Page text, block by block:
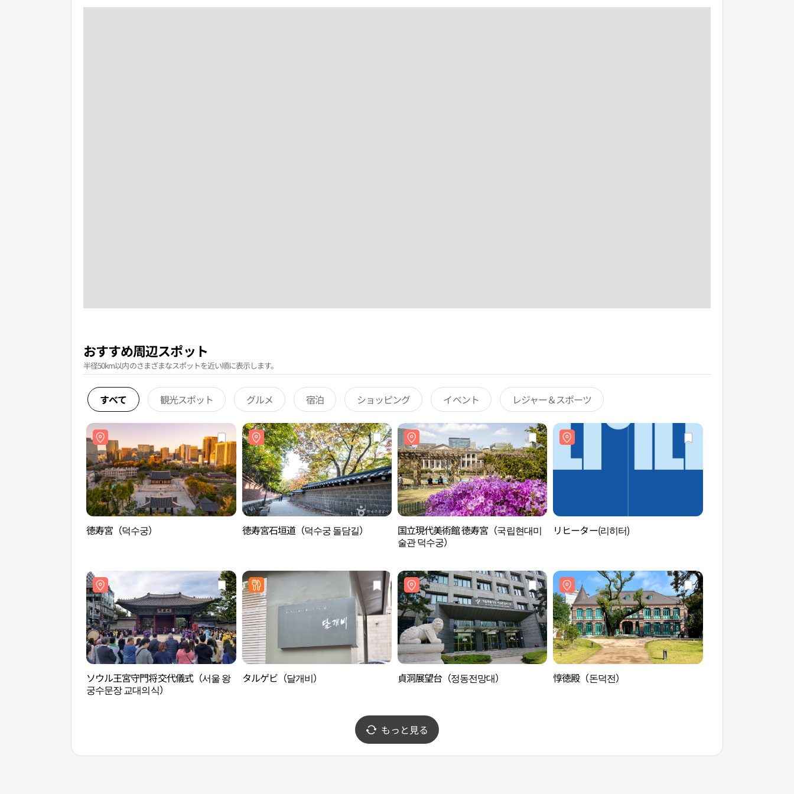
おすすめ周辺スポット
半径50km以内のさまざまなスポットを近い順に表示します。
すべて 観光スポット グルメ 宿泊 ショッピング イベント レジャー＆スポーツ
徳寿宮（덕수궁） 徳寿宮石垣道（덕수궁 돌담길）
国立現代美術館 徳寿宮（국립현대미
술관 덕수궁）
リヒーター(리히터)
ソウル王宮守門将交代儀式（서울 왕
궁수문장 교대의식）
タルゲビ（달개비） 貞洞展望台（정동전망대） 惇徳殿（돈덕전）
もっと見る